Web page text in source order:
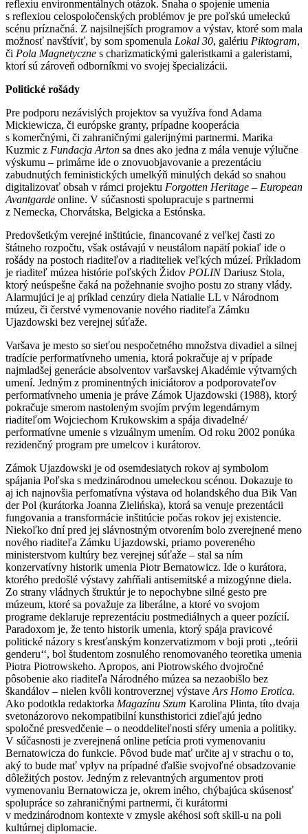
reflexiu environmentálnych otázok. Snaha o spojenie umenia
s reflexiou celospoločenských problémov je pre poľskú umeleckú
scénu príznačná. Z najsilnejších programov a výstav, ktoré som mala
možnosť navštíviť, by som spomenula Lokal 30, galériu Piktogram,
či Pola Magnetyczne s charizmatickými galeristkami a galeristami,
ktorí sú zároveň odborníkmi vo svojej špecializácii.
Politické rošády
Pre podporu nezávislých projektov sa využíva fond Adama
Mickiewicza, či európske granty, prípadne kooperácia
s komerčnými, či zahraničnými galerijnými partnermi. Marika
Kuzmic z Fundacja Arton sa dnes ako jedna z mála venuje výlučne
výskumu – primárne ide o znovuobjavovanie a prezentáciu
zabudnutých feministických umelkýň minulých dekád so snahou
digitalizovať obsah v rámci projektu Forgotten Heritage – European
Avantgarde online. V súčasnosti spolupracuje s partnermi
z Nemecka, Chorvátska, Belgicka a Estónska.
Predovšetkým verejné inštitúcie, financované z veľkej časti zo
štátneho rozpočtu, však ostávajú v neustálom napätí pokiaľ ide o
rošády na postoch riaditeľov a riaditeliek veľkých múzeí. Príkladom
je riaditeľ múzea histórie poľských Židov POLINDariusz Stola,
ktorý neúspešne čaká na požehnanie svojho postu zo strany vlády.
Alarmujúci je aj príklad cenzúry diela Natialie LL v Národnom
múzeu, či čerstvé vymenovanie nového riaditeľa Zámku
Ujazdowski bez verejnej súťaže.
Varšava je mesto so sieťou nespočetného množstva divadiel a silnej
tradície performatívneho umenia, ktorá pokračuje aj v prípade
najmladšej generácie absolventov varšavskej Akadémie výtvarných
umení. Jedným z prominentných iniciátorov a podporovateľov
performatívneho umenia je práve Zámok Ujazdowski (1988), ktorý
pokračuje smerom nastoleným svojím prvým legendárnym
riaditeľom Wojciechom Krukowskim a spája divadelné/
performatívne umenie s vizuálnym umením. Od roku 2002 ponúka
rezidenčný program pre umelcov i kurátorov.
Zámok Ujazdowski je od osemdesiatych rokov aj symbolom
spájania Poľska s medzinárodnou umeleckou scénou. Dokazuje to
aj ich najnovšia perfomatívna výstava od holandského dua Bik Van
der Pol (kurátorka Joanna Zielińska), ktorá sa venuje prezentácii
fungovania a transformácie inštitúcie počas rokov jej existencie.
Niekoľko dní pred jej slávnostným otvorením bolo zverejnené meno
nového riaditeľa Zámku Ujazdowski, priamo povereného
ministerstvom kultúry bez verejnej súťaže – stal sa ním
konzervatívny historik umenia Piotr Bernatowicz. Ide o kurátora,
ktorého predošlé výstavy zahŕňali antisemitské a mizogýnne diela.
Zo strany vládnych štruktúr je to nepochybne silné gesto pre
múzeum, ktoré sa považuje za liberálne, a ktoré vo svojom
programe deklaruje reprezentáciu postmediálnych a queer pozícií.
Paradoxom je, že tento historik umenia, ktorý spája pravicové
politické názory s kresťanským konzervatizmom v boji proti ‚‚teórii
genderu‘‘, bol študentom zosnulého renomovaného teoretika umenia
Piotra Piotrowskeho. Apropos, ani Piotrowského dvojročné
pôsobenie ako riaditeľa Národného múzea sa nezaobišlo bez
škandálov – nielen kvôli kontroverznej výstave Ars Homo Erotica.
Ako podotkla redaktorka Magazínu Szum Karolina Plinta, títo dvaja
svetonázorovo nekompatibilní kunsthistorici zdieľajú jedno
spoločné presvedčenie – o neoddeliteľnosti sféry umenia a politiky.
V súčasnosti je zverejnená online petícia proti vymenovaniu
Bernatowicza do funkcie. Pôvod bude mať určite aj v strachu o to,
aký to bude mať vplyv na prípadné ďalšie svojvoľné obsadzovanie
dôležitých postov. Jedným z relevantných argumentov proti
vymenovaniu Bernatowicza je, okrem iného, chýbajúca skúsenosť
spolupráce so zahraničnými partnermi, či kurátormi
v medzinárodnom kontexte v zmysle akéhosi soft skill-u na poli
kultúrnej diplomacie.